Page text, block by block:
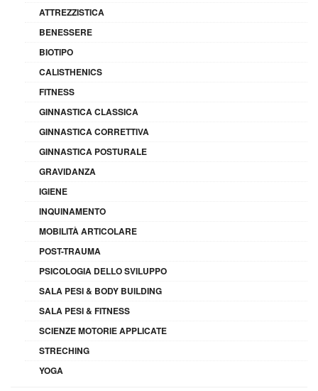
ATTREZZISTICA
BENESSERE
BIOTIPO
CALISTHENICS
FITNESS
GINNASTICA CLASSICA
GINNASTICA CORRETTIVA
GINNASTICA POSTURALE
GRAVIDANZA
IGIENE
INQUINAMENTO
MOBILITÀ ARTICOLARE
POST-TRAUMA
PSICOLOGIA DELLO SVILUPPO
SALA PESI & BODY BUILDING
SALA PESI & FITNESS
SCIENZE MOTORIE APPLICATE
STRECHING
YOGA